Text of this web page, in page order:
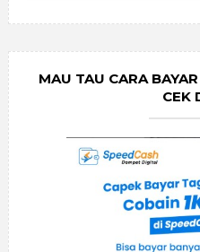
MAU TAU CARA
CEK